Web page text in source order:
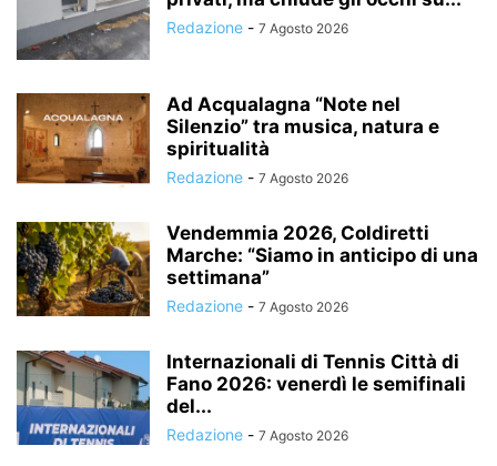
Redazione - 7 Agosto 2026
Ad Acqualagna “Note nel
Silenzio” tra musica, natura e
spiritualità
Redazione - 7 Agosto 2026
Vendemmia 2026, Coldiretti
Marche: “Siamo in anticipo di una
settimana”
Redazione - 7 Agosto 2026
Internazionali di Tennis Città di
Fano 2026: venerdì le semifinali
del...
Redazione - 7 Agosto 2026